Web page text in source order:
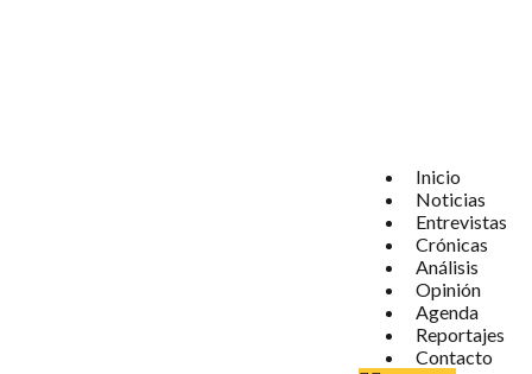
Inicio
Noticias
Entrevistas
Crónicas
Análisis
Opinión
Agenda
Reportajes
Contacto